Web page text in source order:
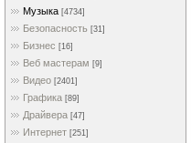
Музыка [4734]
Безопасность [31]
Бизнес [16]
Веб мастерам [9]
Видео [2401]
Графика [89]
Драйвера [47]
Интернет [251]